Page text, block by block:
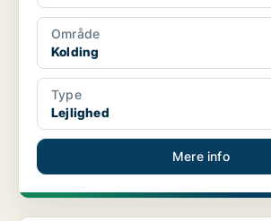
Område
Kolding
Type
Lejlighed
Mere info